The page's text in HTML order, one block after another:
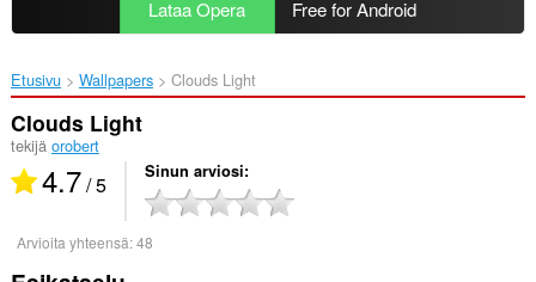
Lataa Opera Free for Android
Etusivu Wallpapers Clouds Light‎
Clouds Light
tekijä orobert
4.7/ 5 Sinun arviosi
Arvioita yhteensä:48